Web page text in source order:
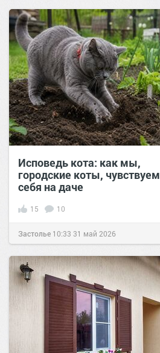
Исповедь кота: как мы,
городские коты, чувствуем
себя на даче
15 10
Застолье 10:33 31 май 2026